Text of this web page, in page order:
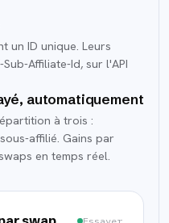
un ID unique. Leurs
Affiliate-Id, sur l'API
automatiquement
à trois :
affilié. Gains par
en temps réel.
Essayer